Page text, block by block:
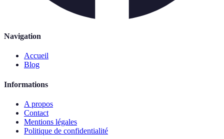
Navigation
Accueil
Blog
Informations
A propos
Contact
Mentions légales
Politique de confidentialité